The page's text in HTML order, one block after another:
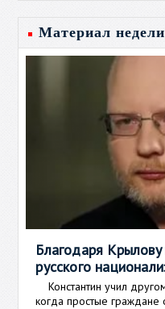
Материал недели
Благодаря
русского
Константин учил
когда простые граждане